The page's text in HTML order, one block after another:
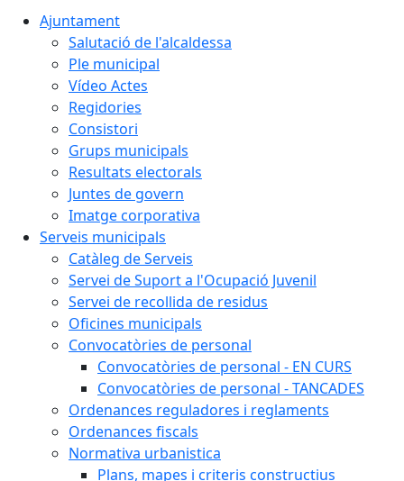
Ajuntament
Salutació de l'alcaldessa
Ple municipal
Vídeo Actes
Regidories
Consistori
Grups municipals
Resultats electorals
Juntes de govern
Imatge corporativa
Serveis municipals
Catàleg de Serveis
Servei de Suport a l'Ocupació Juvenil
Servei de recollida de residus
Oficines municipals
Convocatòries de personal
Convocatòries de personal - EN CURS
Convocatòries de personal - TANCADES
Ordenances reguladores i reglaments
Ordenances fiscals
Normativa urbanistica
Plans, mapes i criteris constructius